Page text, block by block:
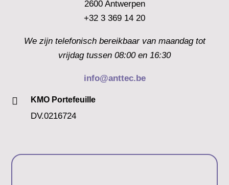
2600 Antwerpen
+32 3 369 14 20
We zijn telefonisch bereikbaar van maandag tot
vrijdag tussen 08:00 en 16:30
info@anttec.be
 KMO Portefeuille
DV.0216724